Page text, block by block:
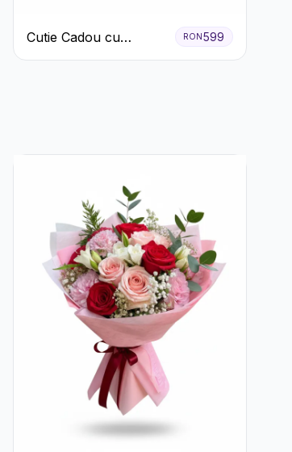
Cutie Cadou cu
Prosecco Mionetto
RON 599